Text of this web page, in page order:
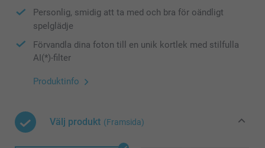
Personlig, smidig att ta med och bra för oändligt
spelglädje
Förvandla dina foton till en unik kortlek med stilfulla
AI(*)-filter
Produktinfo
Välj produkt (Framsida)